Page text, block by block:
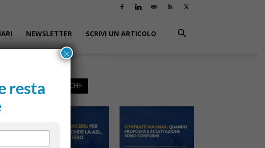
NEWSLETTER SCRIVI UN ARTICOLO
LEGGI ANCHE
resta
×